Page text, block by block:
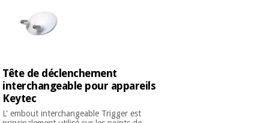
Tête de déclenchement
interchangeable pour appareils
Keytec
L' embout interchangeable Trigger est